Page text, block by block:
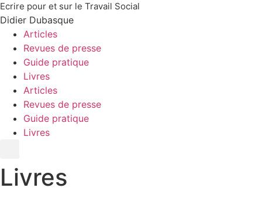
Aller
au
contenu
Ecrire pour et sur le Travail Social
Didier Dubasque
Articles
Revues de presse
Guide pratique
Livres
Articles
Revues de presse
Guide pratique
Livres
Livres